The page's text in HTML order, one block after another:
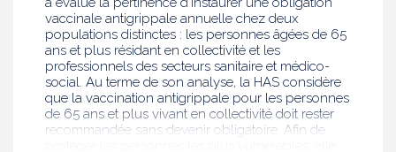
vaccinale antigrippale annuelle chez deux
populations distinctes : les personnes âgées de 65
ans et plus résidant en collectivité et les
professionnels des secteurs sanitaire et médico-
social. Au terme de son analyse, la HAS considère
que la vaccination antigrippale pour les personnes
de 65 ans et plus vivant en collectivité doit rester
recommandée sans devenir obligatoire. Afin de